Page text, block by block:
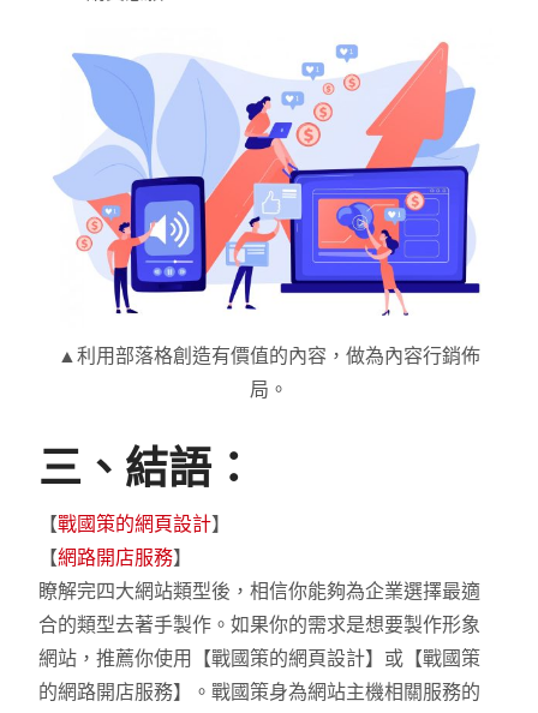
▲利用部落格創造有價值的內容，做為內容行銷佈
局。
三、結語：
【戰國策的網頁設計】
【網路開店服務】
瞭解完四大網站類型後，相信你能夠為企業選擇最適
合的類型去著手製作。如果你的需求是想要製作形象
網站，推薦你使用【戰國策的網頁設計】或【戰國策
的網路開店服務】。戰國策身為網站主機相關服務的